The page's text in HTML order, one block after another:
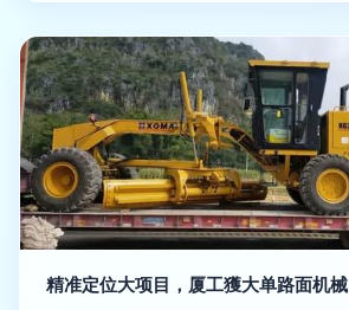
精准定位大项目，厦工獲大单路面机械